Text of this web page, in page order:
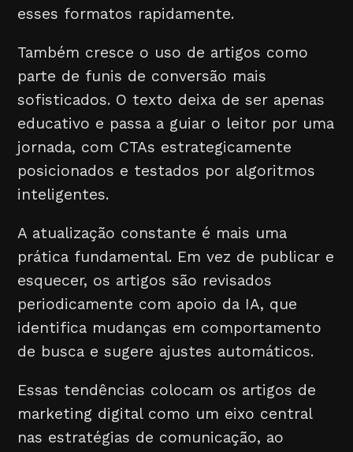
esses formatos rapidamente.
Também cresce o uso de artigos como
parte de funis de conversão mais
sofisticados. O texto deixa de ser apenas
educativo e passa a guiar o leitor por uma
jornada, com CTAs estrategicamente
posicionados e testados por algoritmos
inteligentes.
A atualização constante é mais uma
prática fundamental. Em vez de publicar e
esquecer, os artigos são revisados
periodicamente com apoio da IA, que
identifica mudanças em comportamento
de busca e sugere ajustes automáticos.
Essas tendências colocam os artigos de
marketing digital como um eixo central
nas estratégias de comunicação, ao